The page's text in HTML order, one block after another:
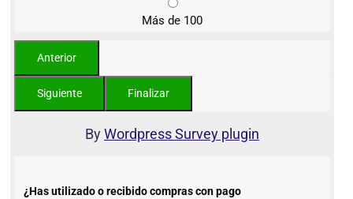
Más de 100
ByWordpress Survey plugin
¿Has utilizado o recibido compras con pago